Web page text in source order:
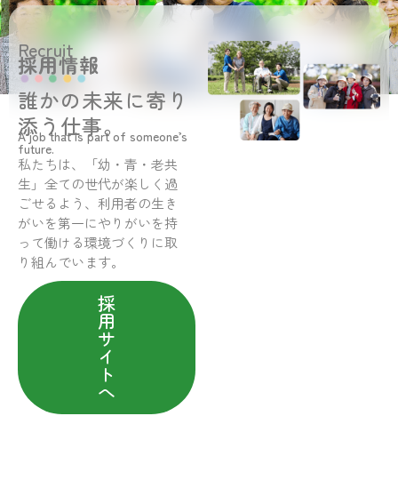
Recruit
採用情報
誰かの未来に寄り
添う仕事。
A job that is part of someone’s
future.
私たちは、「幼・青・老共
生」全ての世代が楽しく過
ごせるよう、利用者の生き
がいを第一にやりがいを持
って働ける環境づくりに取
り組んでいます。
採
用
サ
イ
ト
へ